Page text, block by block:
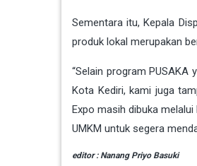
Sementara itu, Kepala
produk lokal merupakan
“Selain program
Kota Kediri, kami juga
Expo masih dibuka
UMKM untuk segera
editor : Nanang Priyo Basuki